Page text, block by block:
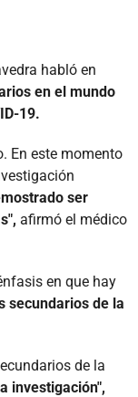
habló en
en el mundo
19.
En este momento
ser
afirmó el médico
en que hay
secundarios de la
de la
investigación",